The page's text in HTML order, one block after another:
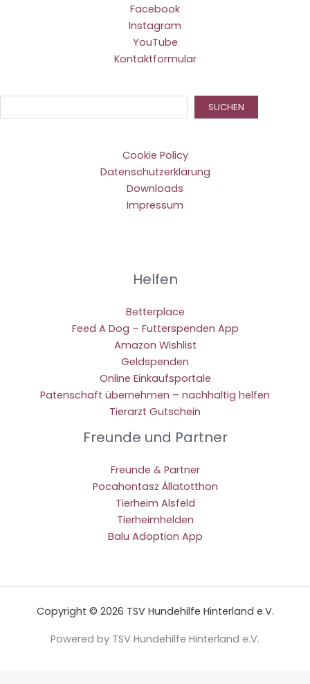
Facebook
Instagram
YouTube
Kontaktformular
SUCHEN
Cookie Policy
Datenschutzerklärung
Downloads
Impressum
Helfen
Betterplace
Feed A Dog – Futterspenden App
Amazon Wishlist
Geldspenden
Online Einkaufsportale
Patenschaft übernehmen – nachhaltig helfen
Tierarzt Gutschein
Freunde und Partner
Freunde & Partner
Pocahontasz Állatotthon
Tierheim Alsfeld
Tierheimhelden
Balu Adoption App
Copyright © 2026 TSV Hundehilfe Hinterland e.V.
Powered by TSV Hundehilfe Hinterland e.V.